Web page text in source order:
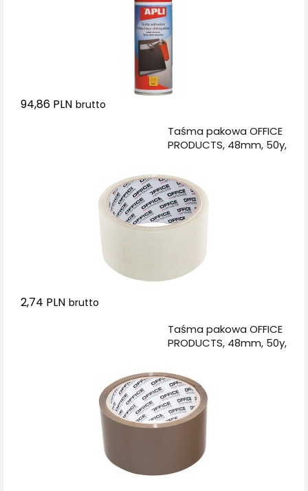
94,86 PLN brutto
Taśma pakowa OFFICE
PRODUCTS, 48mm, 50y,
2,74 PLN brutto
Taśma pakowa OFFICE
PRODUCTS, 48mm, 50y,